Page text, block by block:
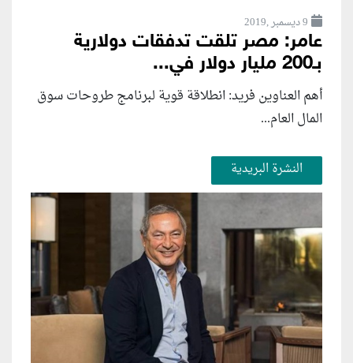
9 ديسمبر ,2019
عامر: مصر تلقت تدفقات دولارية
بـ200 مليار دولار في...
أهم العناوين فريد: انطلاقة قوية لبرنامج طروحات سوق
المال العام...
النشرة البريدية